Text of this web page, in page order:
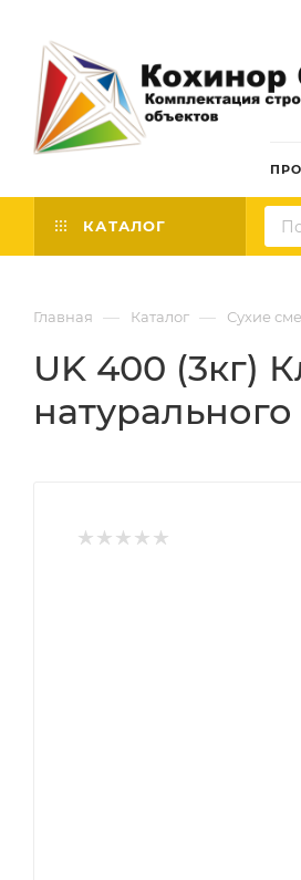
КАТАЛОГ
Главная — Каталог — Сухие
UK 400 (3кг)